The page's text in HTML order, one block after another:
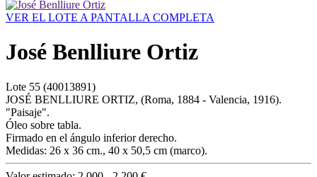
VER EL LOTE A PANTALLA COMPLETA
José Benlliure Ortiz
Lote 55 (40013891)
JOSÉ BENLLIURE ORTIZ, (Roma, 1884 - Valencia, 1916).
"Paisaje".
Óleo sobre tabla.
Firmado en el ángulo inferior derecho.
Medidas: 26 x 36 cm., 40 x 50,5 cm (marco).